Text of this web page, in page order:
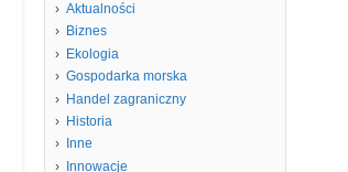
Aktualności
Biznes
Ekologia
Gospodarka morska
Handel zagraniczny
Historia
Inne
Innowacje